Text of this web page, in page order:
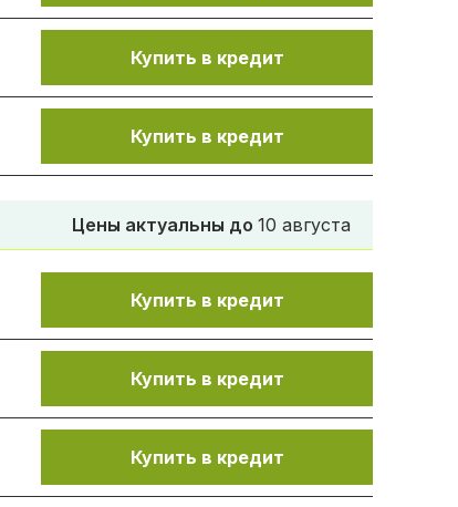
Купить в кредит
Купить в кредит
Цены актуальны до 10 августа
Купить в кредит
Купить в кредит
Купить в кредит